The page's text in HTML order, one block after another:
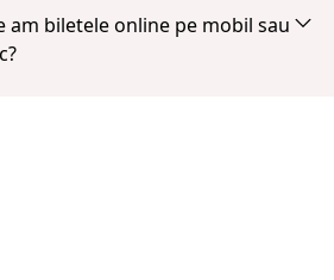
e-mail imediat după plata
nu îl vezi în inbox, verifică
Când plata este finalizată, ai
am biletele online pe mobil sau